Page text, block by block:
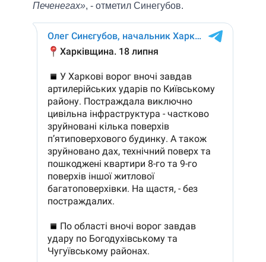
Печенегах», - отметил Синегубов.